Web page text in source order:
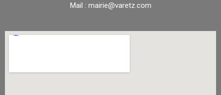
Mail : mairie@varetz.com